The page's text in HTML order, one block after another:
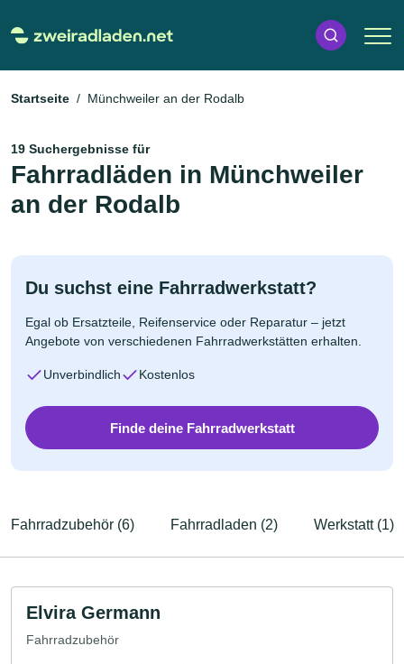
Startseite Münchweiler an der Rodalb
19 Suchergebnisse für
Fahrradläden in Münchweiler
an der Rodalb
Du suchst eine Fahrradwerkstatt?
Egal ob Ersatzteile, Reifenservice oder Reparatur – jetzt
Angebote von verschiedenen Fahrradwerkstätten erhalten.
Unverbindlich Kostenlos
Finde deine Fahrradwerkstatt
Fahrradzubehör (6) Fahrradladen (2) Werkstatt (1)
Elvira Germann
Fahrradzubehör